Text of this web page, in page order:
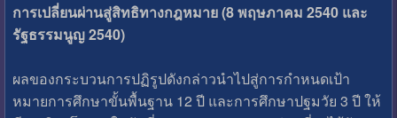
การเปลี่ยนผ่านสู่สิทธิทางกฎหมาย (8 พฤษภาคม 2540 และ
รัฐธรรมนูญ 2540)
ผลของกระบวนการปฏิรูปดังกล่าวนำไปสู่การกำหนดเป้า
หมายการศึกษาขั้นพื้นฐาน 12 ปี และการศึกษาปฐมวัย 3 ปี ให้